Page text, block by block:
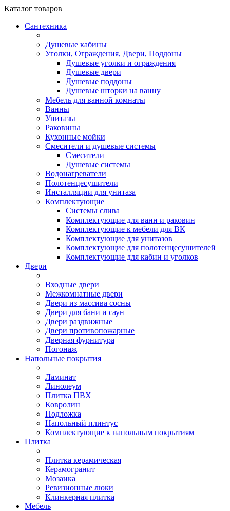
Каталог товаров
Сантехника
Душевые кабины
Уголки, Ограждения, Двери, Поддоны
Душевые уголки и ограждения
Душевые двери
Душевые поддоны
Душевые шторки на ванну
Мебель для ванной комнаты
Ванны
Унитазы
Раковины
Кухонные мойки
Смесители и душевые системы
Смесители
Душевые системы
Водонагреватели
Полотенцесушители
Инсталляции для унитаза
Комплектующие
Системы слива
Комплектующие для ванн и раковин
Комплектующие к мебели для ВК
Комплектующие для унитазов
Комплектующие для полотенцесушителей
Комплектующие для кабин и уголков
Двери
Входные двери
Межкомнатные двери
Двери из массива сосны
Двери для бани и саун
Двери раздвижные
Двери противопожарные
Дверная фурнитура
Погонаж
Напольные покрытия
Ламинат
Линолеум
Плитка ПВХ
Ковролин
Подложка
Напольный плинтус
Комплектующие к напольным покрытиям
Плитка
Плитка керамическая
Керамогранит
Мозаика
Ревизионные люки
Клинкерная плитка
Мебель